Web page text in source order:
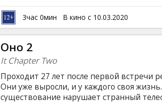
Бержерак влюблен в свою прекрасную и
этом не подозревает. Он считает свой
жизни и, хотя его нос, возможно,
остроумия, верит, что Роксана его
3час 0мин В кино с 10.03.2020
Оно 2
It Chapter Two
Проходит 27 лет после первой встречи
Они уже выросли, и у каждого своя
существование нарушает странный